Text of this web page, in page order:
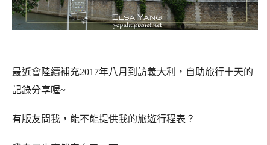
最近會陸續補充2017年八月到訪義大利，自助旅行十天的
記錄分享喔~
有版友問我，能不能提供我的旅遊行程表？